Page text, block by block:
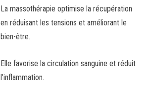
La massothérapie optimise la récupération
en réduisant les tensions et améliorant le
bien-être.
Elle favorise la circulation sanguine et réduit
l’inflammation.